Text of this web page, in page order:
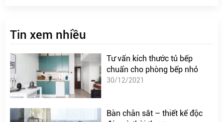
Tin xem nhiều
Tư vấn kích thước tủ bếp
chuẩn cho phòng bếp nhỏ
30/12/2021
Bàn chân sắt – thiết kế độc